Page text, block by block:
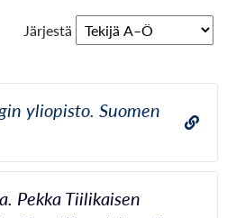
Järjestä
yliopisto. Suomen
Pekka Tiilikaisen